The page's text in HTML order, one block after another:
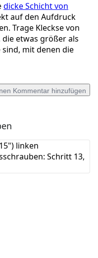
dicke Schicht von
auf den Aufdruck
Trage Kleckse von
etwas größer als
mit denen die
Kommentar hinzufügen